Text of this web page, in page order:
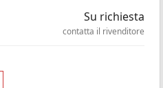
Su richiesta
contatta il rivenditore